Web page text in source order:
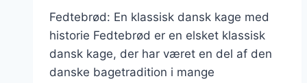
Fedtebrød: En klassisk dansk kage med
historie Fedtebrød er en elsket klassisk
dansk kage, der har været en del af den
danske bagetradition i mange